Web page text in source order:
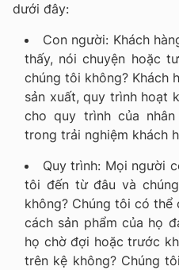
dưới đây:
Con người: Khách
thấy, nói chuyện hoặc
chúng tôi không? Khách
sản xuất, quy trình hoạt
cho quy trình của
trong trải nghiệm khách
Quy trình: Mọi người
tôi đến từ đâu và
không? Chúng tôi có
cách sản phẩm của họ
họ chờ đợi hoặc trước
trên kệ không? Chúng